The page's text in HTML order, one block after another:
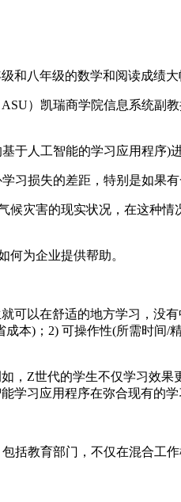
和八年级的数学和阅读成绩大
）凯瑞商学院信息系统副
于人工智能的学习应用程序)
习损失的差距，特别是如果
灾害的现实状况，在这种
何为企业提供帮助。
以在舒适的地方学习，没
本)；2) 可操作性(所需时间/
，Z世代的学生不仅学习效
学习应用程序在弥合现有的学
括教育部门，不仅在混合工作